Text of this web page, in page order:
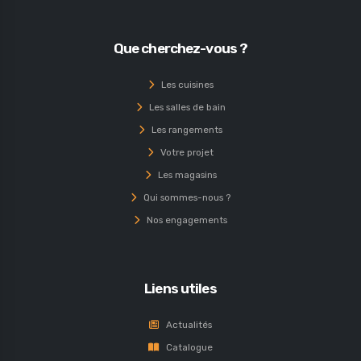
Que cherchez-vous ?
Les cuisines
Les salles de bain
Les rangements
Votre projet
Les magasins
Qui sommes-nous ?
Nos engagements
Liens utiles
Actualités
Catalogue